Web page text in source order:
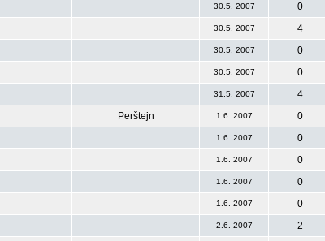
30.5. 2007
0
30.5. 2007
4
30.5. 2007
0
30.5. 2007
0
31.5. 2007
4
Perštejn 1.6. 2007
0
1.6. 2007
0
1.6. 2007
0
1.6. 2007
0
1.6. 2007
0
2.6. 2007
2